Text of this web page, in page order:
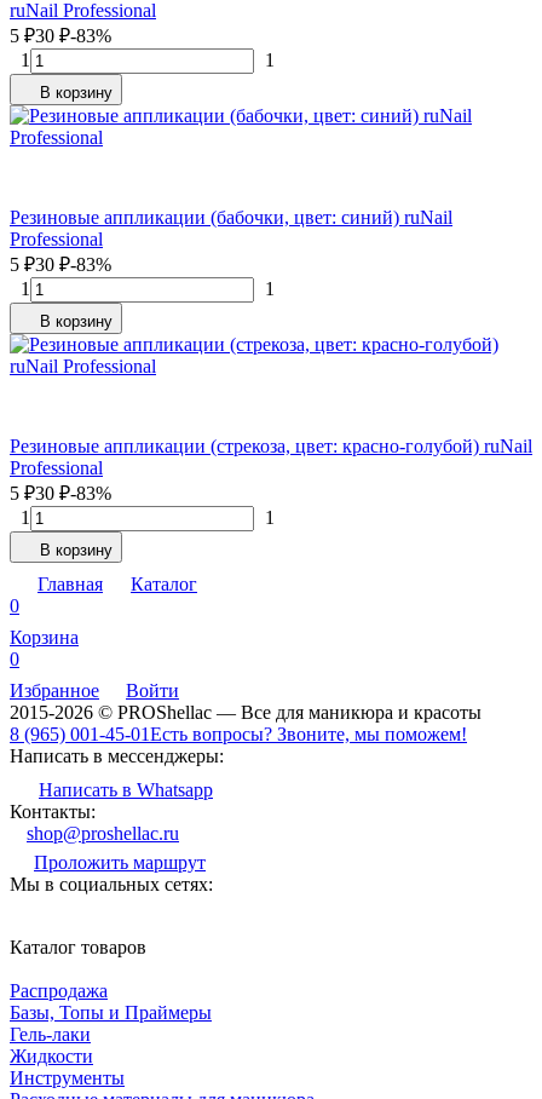
ruNail Professional
5 ₽30 ₽-83%
1
1
В корзину
Резиновые аппликации (бабочки, цвет: синий) ruNail
Professional
5 ₽30 ₽-83%
1
1
В корзину
Резиновые аппликации (стрекоза, цвет: красно-голубой) ruNail
Professional
5 ₽30 ₽-83%
1
1
В корзину
Главная
Каталог
0
Корзина
0
Избранное
Войти
2015-2026 © PROShellac — Все для маникюра и красоты
8 (965) 001-45-01Есть вопросы? Звоните, мы поможем!
Написать в мессенджеры:
Написать в Whatsapp
Контакты:
shop@proshellac.ru
Проложить маршрут
Мы в социальных сетях:
Каталог товаров
Распродажа
Базы, Топы и Праймеры
Гель-лаки
Жидкости
Инструменты